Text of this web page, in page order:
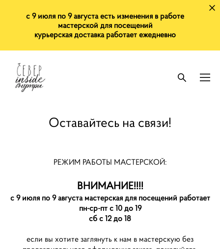
с 9 июля по 9 августа есть изменения в работе
мастерской для посещений
курьерская доставка работает ежедневно
Оставайтесь на связи!
РЕЖИМ РАБОТЫ МАСТЕРСКОЙ:
ВНИМАНИЕ!!!!
с 9 июля по 9 августа мастерская для посещений работает
пн-ср-пт с 10 до 19
сб с 12 до 18
если вы хотите заглянуть к нам в мастерскую без